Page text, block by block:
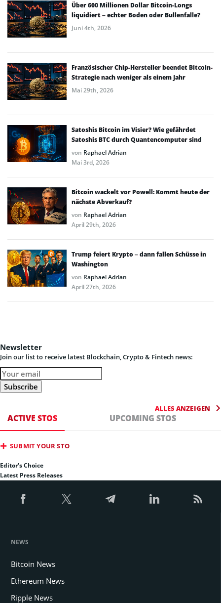
Über 600 Millionen Dollar Bitcoin-Longs
liquidiert – echter Boden oder Bullenfalle?
Juni 4th, 2026
Französischer Chip-Hersteller beendet Bitcoin-
Strategie nach weniger als einem Jahr
Mai 29th, 2026
Satoshis Bitcoin im Visier? Wie gefährdet
Satoshis BTC durch Quantencomputer sind
von Raphael Adrian
Mai 3rd, 2026
Bitcoin wackelt vor Powell: Kommt heute der
nächste Abverkauf?
von Raphael Adrian
April 29th, 2026
Trump feiert Krypto – dann fallen Schüsse in
Washington
von Raphael Adrian
April 27th, 2026
Newsletter
Join our list to receive latest Blockchain, Crypto & Fintech news:
ALLES ANZEIGEN
ACTIVE STOS UPCOMING STOS
SUBMIT YOUR STO
Editor's Choice
Latest Press Releases
NEWS
Bitcoin News
Ethereum News
Ripple News